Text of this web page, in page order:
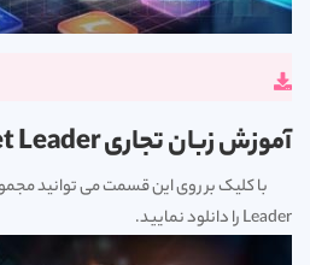
آموزش زبان تجاری Market Leader
Leader را دانلود نمایید.